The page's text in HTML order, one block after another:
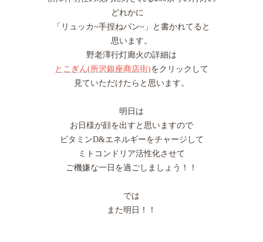
どれかに
「リュッカ~手捏ねパン~」と書かれてると
思います。
野老澤行灯廊火の詳細は
とこぎん(所沢銀座商店街)をクリックして
見ていただけたらと思います。
明日は
お日様が顔を出すと思いますので
ビタミンD&エネルギーをチャージして
ミトコンドリア活性化させて
ご機嫌な一日を過ごしましょう！！
では
また明日！！